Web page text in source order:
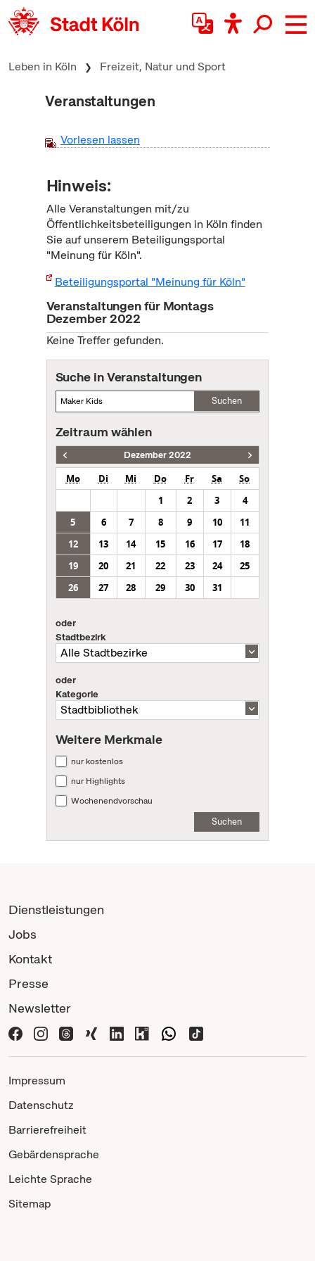
zum Inhalt springen
Leben in Köln Freizeit, Natur und Sport
Veranstaltungen
Vorlesen lassen
Hinweis:
Alle Veranstaltungen mit/zu
Öffentlichkeitsbeteiligungen in Köln finden
Sie auf unserem Beteiligungsportal
"Meinung für Köln".
Beteiligungsportal "Meinung für Köln"
Veranstaltungen für Montags
Dezember 2022
Keine Treffer gefunden.
Suche in Veranstaltungen
Suchen
Zeitraum wählen
Dezember 2022
Mo Di Mi Do Fr Sa
So
1
2 3
4
5
6 7 8 9 10
11
12
13 14 15 16 17
18
19
20 21 22 23 24
25
26
27 28 29 30 31
oder
Stadtbezirk
oder
Kategorie
Weitere Merkmale
nur kostenlos
nur Highlights
Wochenendvorschau
Suchen
Dienstleistungen
Jobs
Kontakt
Presse
Newsletter
Impressum
Datenschutz
Barrierefreiheit
Gebärdensprache
Leichte Sprache
Sitemap